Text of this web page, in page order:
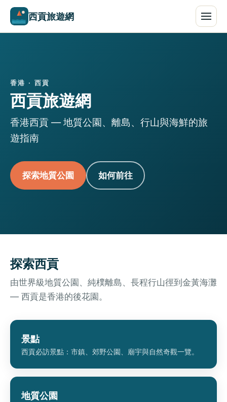
西貢旅遊網
香港 · 西貢
西貢旅遊網
香港西貢 — 地質公園、離島、行山與海鮮的旅
遊指南
探索地質公園 如何前往
探索西貢
由世界級地質公園、純樸離島、長程行山徑到金黃海灘
— 西貢是香港的後花園。
景點
西貢必訪景點：市鎮、郊野公園、廟宇與自然奇觀一覽。
地質公園